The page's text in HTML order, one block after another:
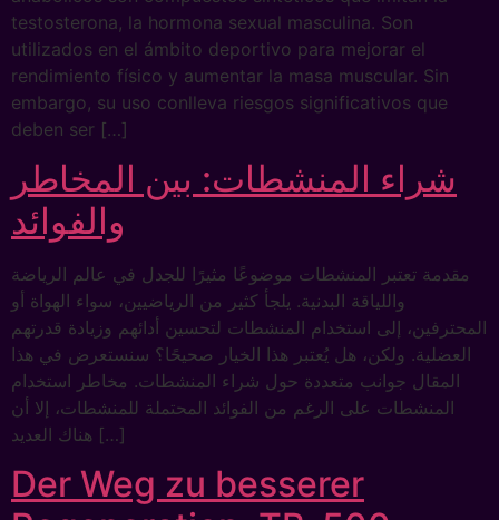
testosterona, la hormona sexual masculina. Son
utilizados en el ámbito deportivo para mejorar el
rendimiento físico y aumentar la masa muscular. Sin
embargo, su uso conlleva riesgos significativos que
deben ser […]
شراء المنشطات: بين المخاطر
والفوائد
مقدمة تعتبر المنشطات موضوعًا مثيرًا للجدل في عالم الرياضة
واللياقة البدنية. يلجأ كثير من الرياضيين، سواء الهواة أو
المحترفين، إلى استخدام المنشطات لتحسين أدائهم وزيادة قدرتهم
العضلية. ولكن، هل يُعتبر هذا الخيار صحيحًا؟ سنستعرض في هذا
المقال جوانب متعددة حول شراء المنشطات. مخاطر استخدام
المنشطات على الرغم من الفوائد المحتملة للمنشطات، إلا أن
هناك العديد […]
Der Weg zu besserer